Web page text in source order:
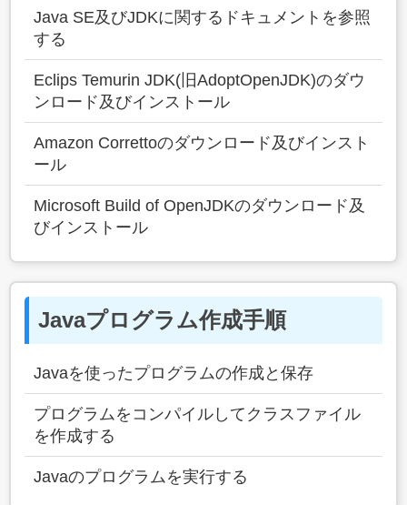
Java SE及びJDKに関するドキュメントを参照
する
Eclips Temurin JDK(旧AdoptOpenJDK)のダウ
ンロード及びインストール
Amazon Correttoのダウンロード及びインスト
ール
Microsoft Build of OpenJDKのダウンロード及
びインストール
Javaプログラム作成手順
Javaを使ったプログラムの作成と保存
プログラムをコンパイルしてクラスファイル
を作成する
Javaのプログラムを実行する